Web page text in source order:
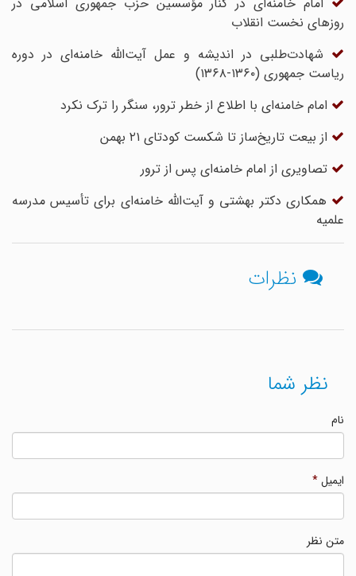
روزهای نخست انقلاب
شهادت‌طلبی در اندیشه و عمل آیت‌الله خامنه‌ای در دوره
ریاست جمهوری (۱۳۶۰-۱۳۶۸)
امام خامنه‌ای با اطلاع از خطر ترور، سنگر را ترک نکرد
از بیعت تاریخ‌ساز تا شکست کودتای ۲۱ بهمن
تصاویری از امام خامنه‌ای پس از ترور
همکاری دکتر بهشتی و آیت‌الله خامنه‌ای برای تأسیس مدرسه
علمیه
نظرات
نظر شما
ایمیل*
متن نظر